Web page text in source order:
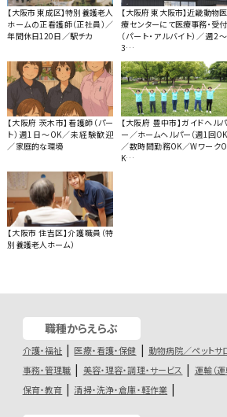
【大阪市 東成区】特別養護老人
ホームの正看護師（正社員）／
年間休日120日／駅チカ
【大阪府 東大阪市】近畿動物医
療センターにて医療事務・受付
（パート・アルバイト）／週2〜
3…
【大阪府 茨木市】看護師（パー
ト）週1日〜OK／未経験歓迎
／家庭的な環境
【大阪府 豊中市】ガイドヘルパ
ー／ホームヘルパー（週1回OK
／数時間勤務OK／WワークO
K…
【大阪市 住吉区】介護職員（特
別養護老人ホーム）
職種からえらぶ
介護・福祉 医療・看護・保健 動物病院／ペットサ
事務・管理職
美容・理容・調理・サービス 運輸（運
保育・教育
清掃・洗浄・倉庫・軽作業